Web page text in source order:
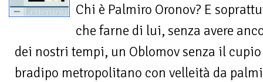
Chi è Palmiro Oronov? E
che farne di lui, senza avere
dei nostri tempi, un Oblomov senza il
bradipo metropolitano con velleità da